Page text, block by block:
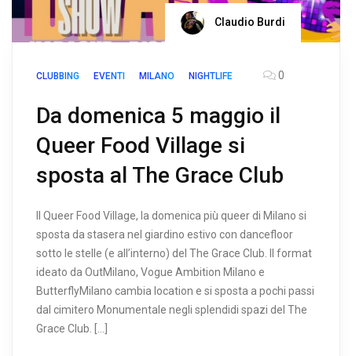
Claudio Burdi
CLUBBING EVENTI MILANO NIGHTLIFE 0
Da domenica 5 maggio il
Queer Food Village si
sposta al The Grace Club
Il Queer Food Village, la domenica più queer di Milano si
sposta da stasera nel giardino estivo con dancefloor
sotto le stelle (e all’interno) del The Grace Club. Il format
ideato da OutMilano, Vogue Ambition Milano e
ButterflyMilano cambia location e si sposta a pochi passi
dal cimitero Monumentale negli splendidi spazi del The
Grace Club. […]